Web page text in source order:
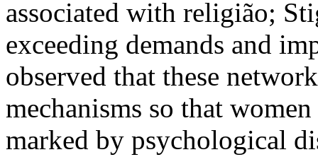
associated with religião;
exceeding demands and
observed that these
mechanisms so that
marked by psychological